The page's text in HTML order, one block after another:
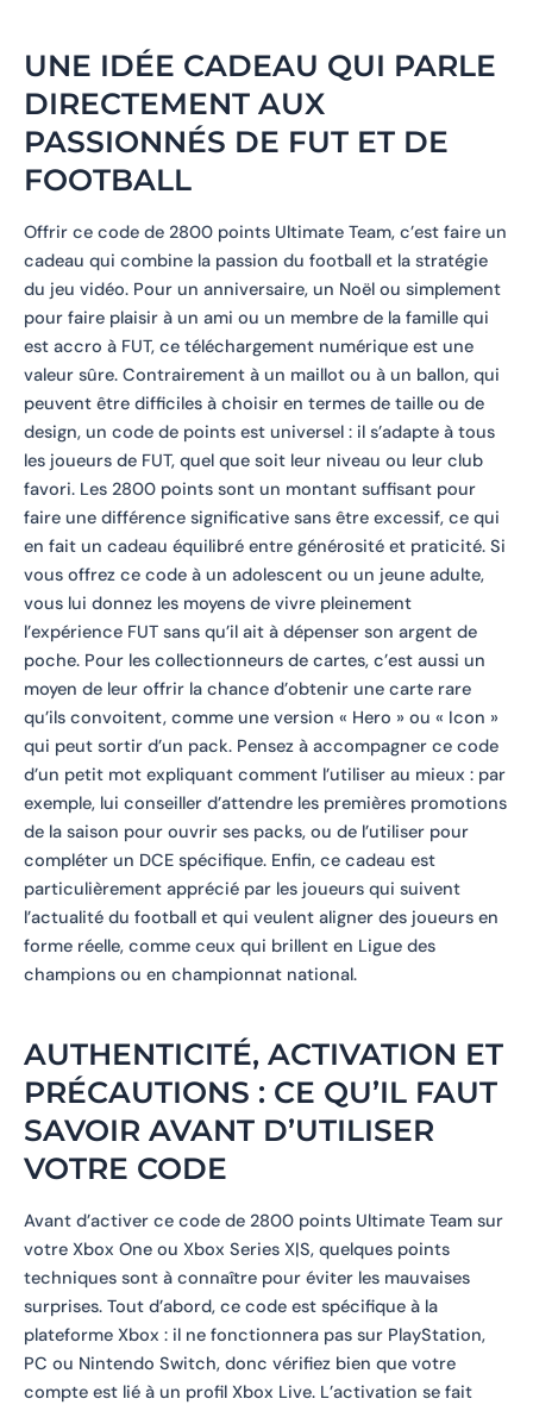
UNE IDÉE CADEAU QUI PARLE
DIRECTEMENT AUX
PASSIONNÉS DE FUT ET DE
FOOTBALL
Offrir ce code de 2800 points Ultimate Team, c’est faire un
cadeau qui combine la passion du football et la stratégie
du jeu vidéo. Pour un anniversaire, un Noël ou simplement
pour faire plaisir à un ami ou un membre de la famille qui
est accro à FUT, ce téléchargement numérique est une
valeur sûre. Contrairement à un maillot ou à un ballon, qui
peuvent être difficiles à choisir en termes de taille ou de
design, un code de points est universel : il s’adapte à tous
les joueurs de FUT, quel que soit leur niveau ou leur club
favori. Les 2800 points sont un montant suffisant pour
faire une différence significative sans être excessif, ce qui
en fait un cadeau équilibré entre générosité et praticité. Si
vous offrez ce code à un adolescent ou un jeune adulte,
vous lui donnez les moyens de vivre pleinement
l’expérience FUT sans qu’il ait à dépenser son argent de
poche. Pour les collectionneurs de cartes, c’est aussi un
moyen de leur offrir la chance d’obtenir une carte rare
qu’ils convoitent, comme une version « Hero » ou « Icon »
qui peut sortir d’un pack. Pensez à accompagner ce code
d’un petit mot expliquant comment l’utiliser au mieux : par
exemple, lui conseiller d’attendre les premières promotions
de la saison pour ouvrir ses packs, ou de l’utiliser pour
compléter un DCE spécifique. Enfin, ce cadeau est
particulièrement apprécié par les joueurs qui suivent
l’actualité du football et qui veulent aligner des joueurs en
forme réelle, comme ceux qui brillent en Ligue des
champions ou en championnat national.
AUTHENTICITÉ, ACTIVATION ET
PRÉCAUTIONS : CE QU’IL FAUT
SAVOIR AVANT D’UTILISER
VOTRE CODE
Avant d’activer ce code de 2800 points Ultimate Team sur
votre Xbox One ou Xbox Series X|S, quelques points
techniques sont à connaître pour éviter les mauvaises
surprises. Tout d’abord, ce code est spécifique à la
plateforme Xbox : il ne fonctionnera pas sur PlayStation,
PC ou Nintendo Switch, donc vérifiez bien que votre
compte est lié à un profil Xbox Live. L’activation se fait